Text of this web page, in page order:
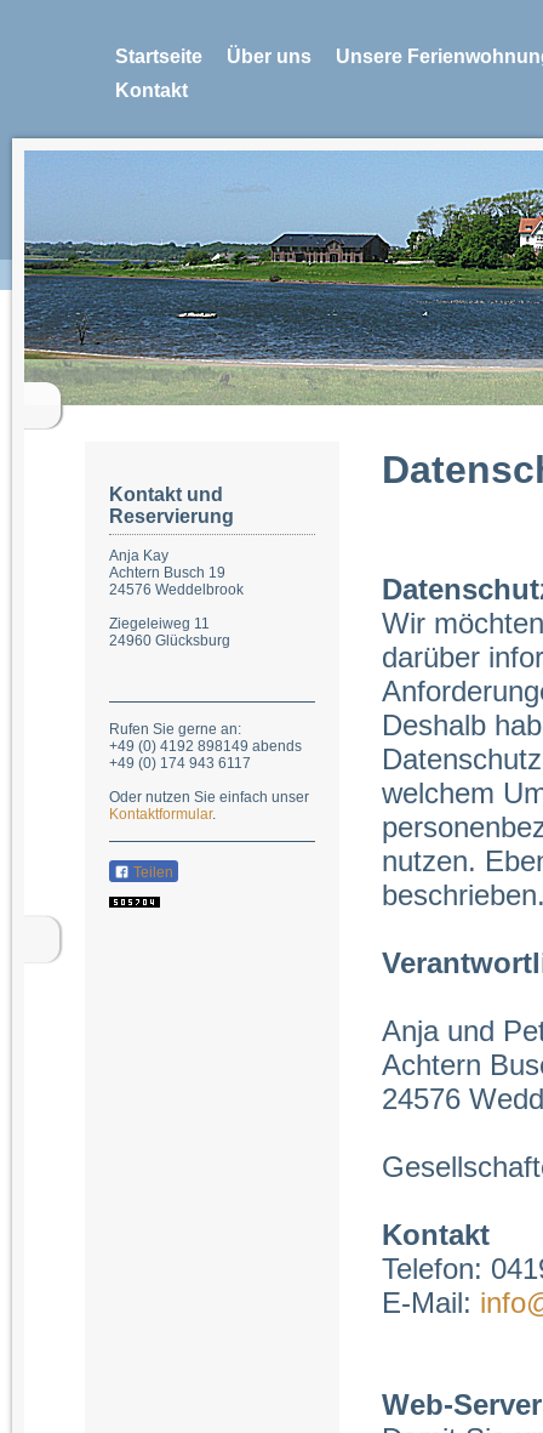
Startseite Über uns
Unsere
Kontakt
Kontakt und
Reservierung
Anja Kay
Achtern Busch 19
24576 Weddelbrook
Ziegeleiweg 11
24960 Glücksburg
Rufen Sie gerne an:
+49 (0) 4192 898149 abends
+49 (0) 174 943 6117
Oder nutzen Sie einfach unser
Kontaktformular.
Teilen
Wir
darüber
Deshalb
welchem
nutzen.
Anja und
Achtern
24576
Kontakt
Telefon:
E-Mail:
Web-Server